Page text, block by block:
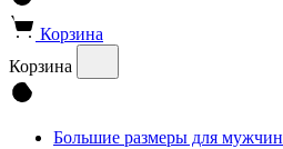
Корзина
Корзина
Большие размеры для мужчин